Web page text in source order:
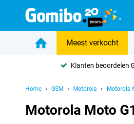
Meest verkocht
Klanten beoordelen
Home GSM Motorola Motorola
Motorola Moto